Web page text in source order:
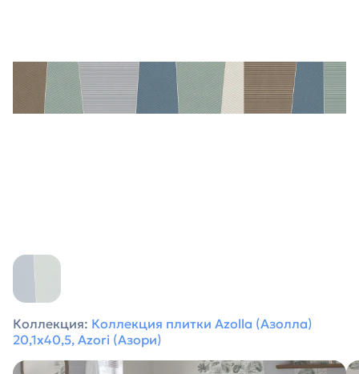
Коллекция: Коллекция плитки Azolla (Азолла)
20,1х40,5, Azori (Азори)